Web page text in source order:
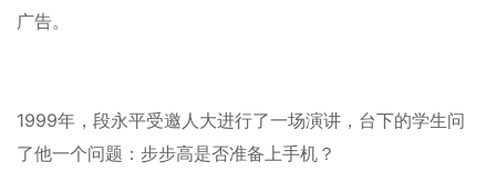
广告。
1999年，段永平受邀人大进行了一场演讲，台下的学生问
了他一个问题：步步高是否准备上手机？